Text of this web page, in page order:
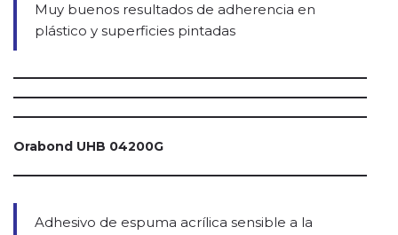
Muy buenos resultados de adherencia en
plástico y superficies pintadas
Orabond UHB 04200G
Adhesivo de espuma acrílica sensible a la